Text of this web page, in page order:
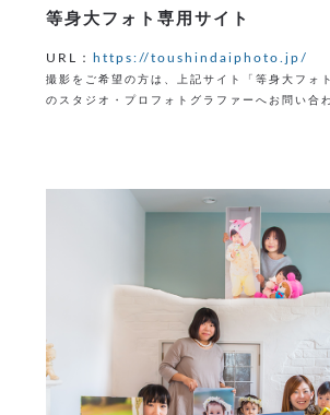
等身大フォト専用サイト
URL： https://toushindaiphoto.jp/
撮影をご希望の方は、上記サイト「等身大フォ
のスタジオ・プロフォトグラファーへお問い合